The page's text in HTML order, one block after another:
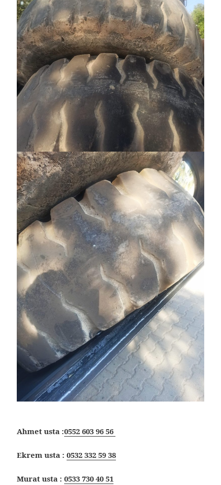
Ahmet usta :0552 603 96 56
Ekrem usta :0532 332 59 38
Murat usta :0533 730 40 51